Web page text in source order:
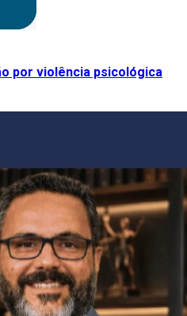
por violência psicológica